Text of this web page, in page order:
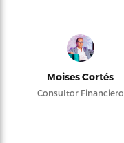
Moises Cortés
Consultor Financiero